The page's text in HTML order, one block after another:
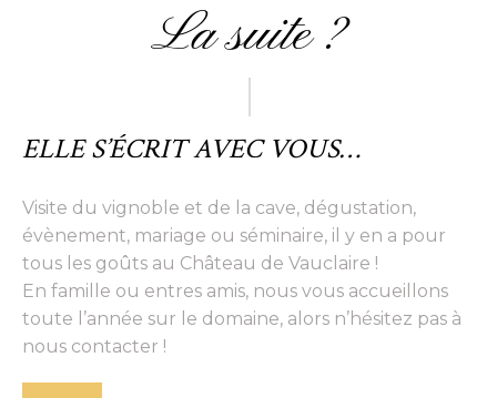
La suite ?
ELLE S’ÉCRIT AVEC VOUS…
Visite du vignoble et de la cave, dégustation,
évènement, mariage ou séminaire, il y en a pour
tous les goûts au Château de Vauclaire !
En famille ou entres amis, nous vous accueillons
toute l’année sur le domaine, alors n’hésitez pas à
nous contacter !